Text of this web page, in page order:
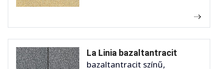
La Linia bazaltantracit
bazaltantracit színű,